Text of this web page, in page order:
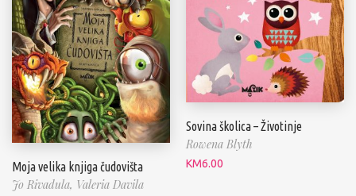
Moja velika knjiga čudovišta
Jo Rivadula, Valeria Davila
Sovina školica – Životinje
Rowena Blyth
KM6.00